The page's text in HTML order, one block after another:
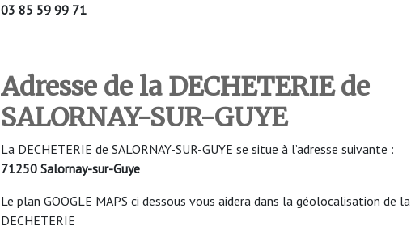
03 85 59 99 71
Adresse de la DECHETERIE de
SALORNAY-SUR-GUYE
La DECHETERIE de SALORNAY-SUR-GUYE se situe à l’adresse suivante :
71250 Salornay-sur-Guye
Le plan GOOGLE MAPS ci dessous vous aidera dans la géolocalisation de la
DECHETERIE